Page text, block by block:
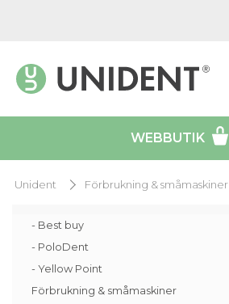
WEBBUTIK
Unident Förbrukning & småmaskiner
- Best buy
- PoloDent
- Yellow Point
Förbrukning & småmaskiner